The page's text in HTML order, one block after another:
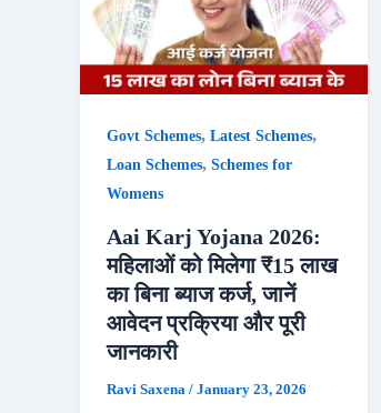
Govt Schemes, Latest Schemes,
Loan Schemes, Schemes for
Womens
Aai Karj Yojana 2026:
महिलाओं को मिलेगा ₹15 लाख
का बिना ब्याज कर्ज, जानें
आवेदन प्रक्रिया और पूरी
जानकारी
Ravi Saxena / January 23, 2026